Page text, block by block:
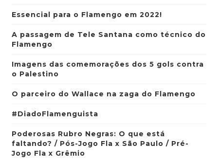
Essencial para o Flamengo em 2022!
A passagem de Tele Santana como técnico do
Flamengo
Imagens das comemorações dos 5 gols contra
o Palestino
O parceiro do Wallace na zaga do Flamengo
#DiadoFlamenguista
Poderosas Rubro Negras: O que está
faltando? / Pós-Jogo Fla x São Paulo / Pré-
Jogo Fla x Grêmio